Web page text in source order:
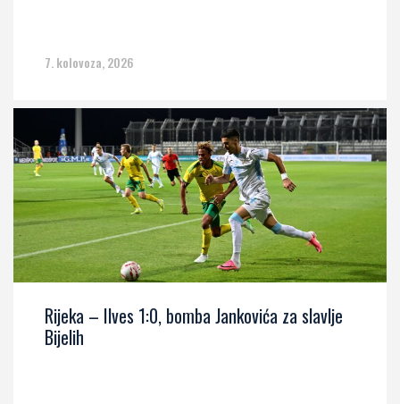
7. kolovoza, 2026
Rijeka – Ilves 1:0, bomba Jankovića za slavlje
Bijelih